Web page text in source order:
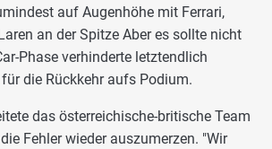
auf Augenhöhe mit Ferrari,
an der Spitze Aber es sollte nicht
Phase verhinderte letztendlich
die Rückkehr aufs Podium.
das österreichische-britische Team
Fehler wieder auszumerzen. "Wir